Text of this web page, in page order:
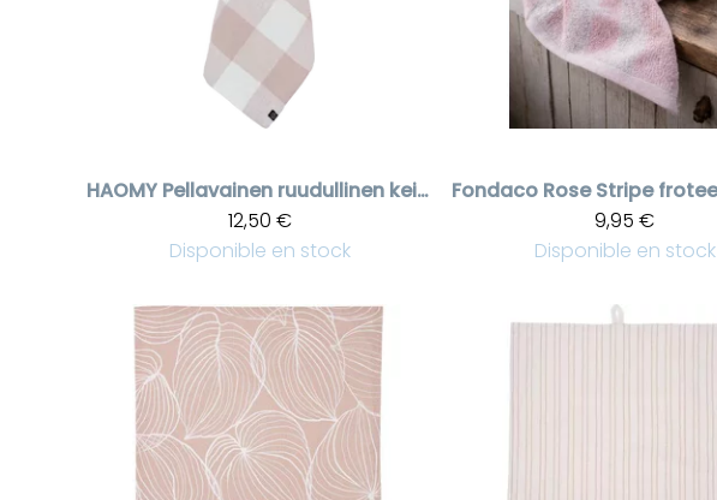
HAOMY
Pellavainen ruudullinen keittiöpyyhe Palma
12,50 €
Disponible en stock
Fondaco
9,95 €
Disponible en stock